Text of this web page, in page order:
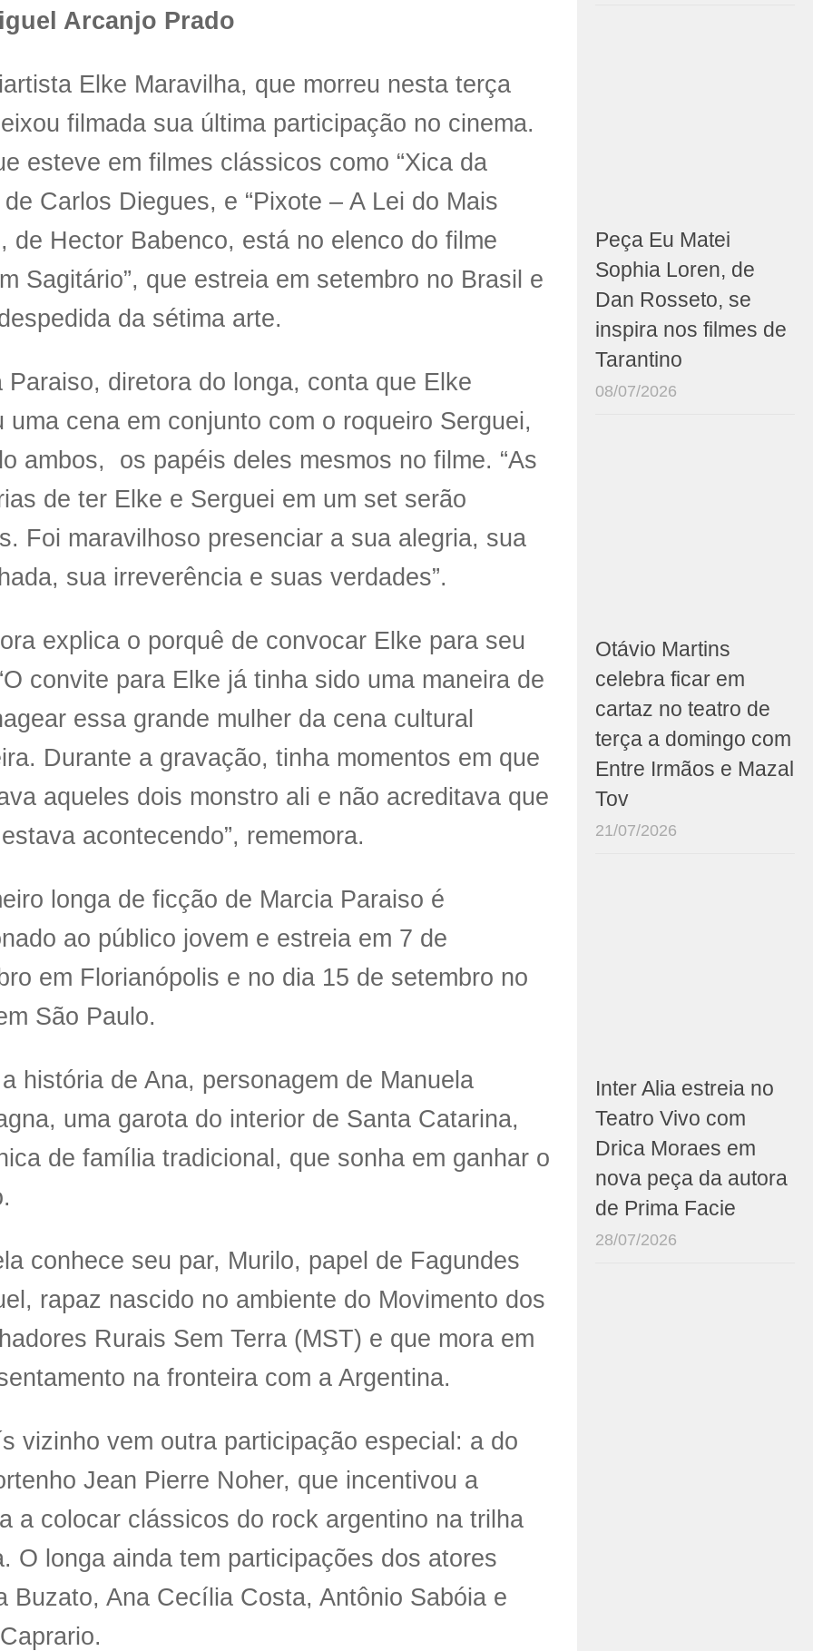
Arcanjo Prado
Elke Maravilha, que morreu nesta terça
filmada sua última participação no cinema.
esteve em filmes clássicos como “Xica da
de Carlos Diegues, e “Pixote – A Lei do Mais
de Hector Babenco, está no elenco do filme
Sagitário”, que estreia em setembro no Brasil e
da sétima arte.
Paraiso, diretora do longa, conta que Elke
uma cena em conjunto com o roqueiro Serguei,
ambos, os papéis deles mesmos no filme. “As
de ter Elke e Serguei em um set serão
Foi maravilhoso presenciar a sua alegria, sua
sua irreverência e suas verdades”.
explica o porquê de convocar Elke para seu
convite para Elke já tinha sido uma maneira de
essa grande mulher da cena cultural
Durante a gravação, tinha momentos em que
aqueles dois monstro ali e não acreditava que
acontecendo”, rememora.
longa de ficção de Marcia Paraiso é
ao público jovem e estreia em 7 de
em Florianópolis e no dia 15 de setembro no
São Paulo.
história de Ana, personagem de Manuela
uma garota do interior de Santa Catarina,
de família tradicional, que sonha em ganhar o
conhece seu par, Murilo, papel de Fagundes
rapaz nascido no ambiente do Movimento dos
Rurais Sem Terra (MST) e que mora em
na fronteira com a Argentina.
vizinho vem outra participação especial: a do
Jean Pierre Noher, que incentivou a
a colocar clássicos do rock argentino na trilha
O longa ainda tem participações dos atores
Buzato, Ana Cecília Costa, Antônio Sabóia e
Peça Eu Matei
Sophia Loren, de
Dan Rosseto, se
inspira nos filmes de
Tarantino
08/07/2026
Otávio Martins
celebra ficar em
cartaz no teatro de
terça a domingo com
Entre Irmãos e Mazal
Tov
21/07/2026
Inter Alia estreia no
Teatro Vivo com
Drica Moraes em
nova peça da autora
de Prima Facie
28/07/2026